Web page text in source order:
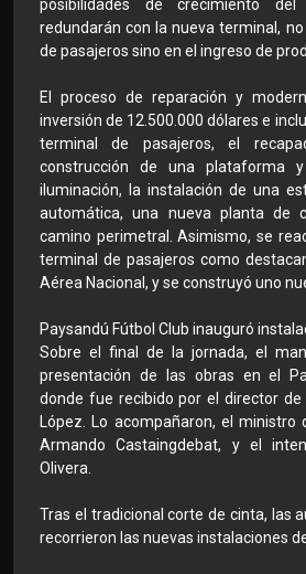
posibilidades de crecimiento del
redundarán con la nueva terminal,
de pasajeros sino en el ingreso de
El proceso de reparación y
inversión de 12.500.000 dólares e
terminal de pasajeros, el
construcción de una plataforma
iluminación, la instalación de una
automática, una nueva planta de
camino perimetral. Asimismo, se
terminal de pasajeros como
Aérea Nacional, y se construyó uno
Paysandú Fútbol Club inauguró
Sobre el final de la jornada, el
presentación de las obras en el
donde fue recibido por el director de
López. Lo acompañaron, el ministro
Armando Castaingdebat, y el
Olivera.
Tras el tradicional corte de cinta, las
recorrieron las nuevas instalaciones